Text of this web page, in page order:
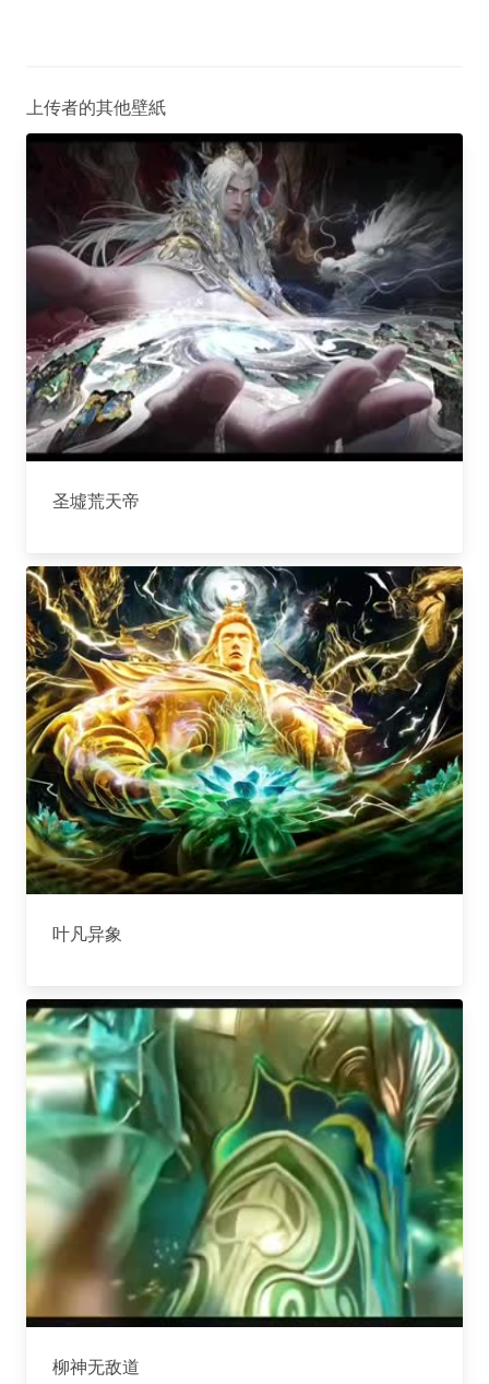
上传者的其他壁紙
圣墟荒天帝
叶凡异象
柳神无敌道